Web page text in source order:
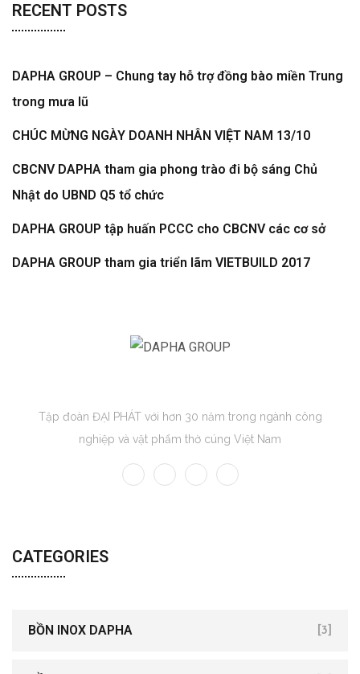
RECENT POSTS
DAPHA GROUP – Chung tay hỗ trợ đồng bào miền Trung
trong mưa lũ
CHÚC MỪNG NGÀY DOANH NHÂN VIỆT NAM 13/10
CBCNV DAPHA tham gia phong trào đi bộ sáng Chủ
Nhật do UBND Q5 tổ chức
DAPHA GROUP tập huấn PCCC cho CBCNV các cơ sở
DAPHA GROUP tham gia triển lãm VIETBUILD 2017
Tập đoàn ĐẠI PHÁT với hơn 30 năm trong ngành công
nghiệp và vật phẩm thờ cúng Việt Nam
CATEGORIES
BỒN INOX DAPHA [3]